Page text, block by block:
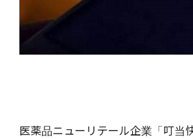
医薬品ニューリテール企業「叮当